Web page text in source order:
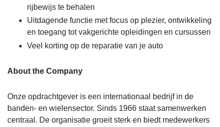
rijbewijs te behalen
Uitdagende functie met focus op plezier, ontwikkeling
en toegang tot vakgerichte opleidingen en cursussen
Veel korting op de reparatie van je auto
About the Company
Onze opdrachtgever is een internationaal bedrijf in de
banden- en wielensector. Sinds 1966 staat samenwerken
centraal. De organisatie groeit sterk en biedt medewerkers